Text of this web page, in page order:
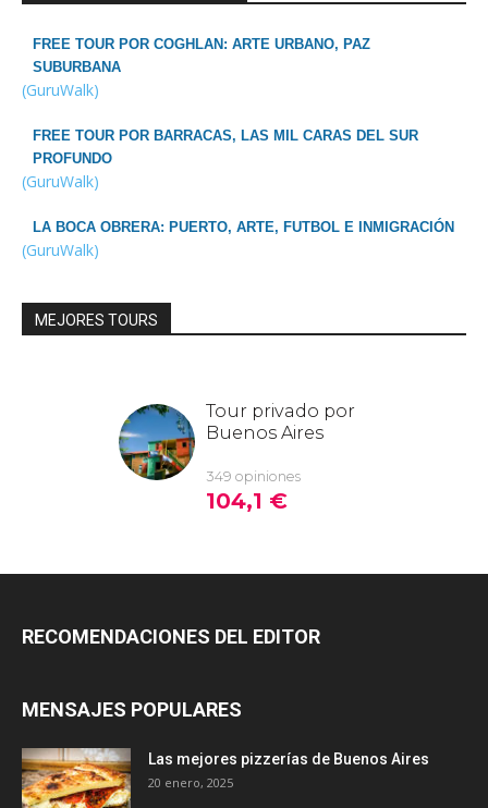
FREE TOUR POR COGHLAN: ARTE URBANO, PAZ
SUBURBANA
(GuruWalk)
FREE TOUR POR BARRACAS, LAS MIL CARAS DEL SUR
PROFUNDO
(GuruWalk)
LA BOCA OBRERA: PUERTO, ARTE, FUTBOL E INMIGRACIÓN
(GuruWalk)
MEJORES TOURS
RECOMENDACIONES DEL EDITOR
MENSAJES POPULARES
Las mejores pizzerías de Buenos Aires
20 enero, 2025